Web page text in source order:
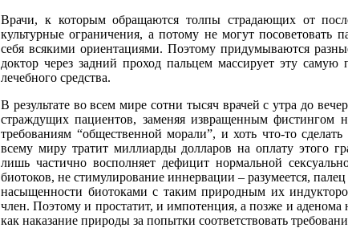
Врачи, к которым обращаются толпы страдающих от
культурные ограничения, а потому не могут посоветовать
себя всякими ориентациями. Поэтому придумываются
доктор через задний проход пальцем массирует эту
лечебного средства.
В результате во всем мире сотни тысяч врачей с утра до
страждущих пациентов, заменяя извращенным фистингом
требованиям “общественной морали”, и хоть что-то
всему миру тратит миллиарды долларов на оплату этого
лишь частично восполняет дефицит нормальной
биотоков, не стимулирование иннервации – разумеется,
насыщенности биотоками с таким природным их
член. Поэтому и простатит, и импотенция, а позже и
как наказание природы за попытки соответствовать